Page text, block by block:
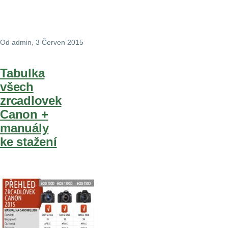
Od admin, 3 Červen 2015
Tabulka
všech
zrcadlovek
Canon +
manuály
ke stažení